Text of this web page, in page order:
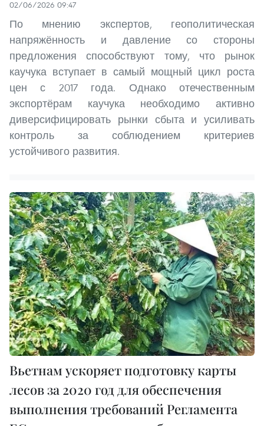
02/06/2026 09:47
По мнению экспертов, геополитическая
напряжённость и давление со стороны
предложения способствуют тому, что рынок
каучука вступает в самый мощный цикл роста
цен с 2017 года. Однако отечественным
экспортёрам каучука необходимо активно
диверсифицировать рынки сбыта и усиливать
контроль за соблюдением критериев
устойчивого развития.
Вьетнам ускоряет подготовку карты
лесов за 2020 год для обеспечения
выполнения требований Регламента